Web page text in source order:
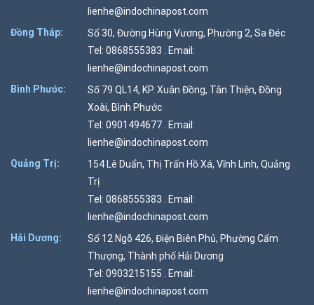
lienhe@indochinapost.com
Đồng Tháp:
Số 30, Đường Hùng Vương, Phường 2, Sa Đéc
Tel: 0868555383 . Email:
lienhe@indochinapost.com
Bình Phước:
Số 79 QL14, KP. Xuân Đồng, Tân Thiện, Đồng
Xoài, Bình Phước
Tel: 0901494677 . Email:
lienhe@indochinapost.com
Quảng Trị:
154 Lê Duẩn, Thị Trấn Hồ Xá, Vĩnh Linh, Quảng
Trị
Tel: 0868555383 . Email:
lienhe@indochinapost.com
Hải Dương:
Số 12 Ngõ 426, Điện Biên Phủ, Phường Cẩm
Thượng, Thành phố Hải Dương
Tel: 0903215155 . Email:
lienhe@indochinapost.com